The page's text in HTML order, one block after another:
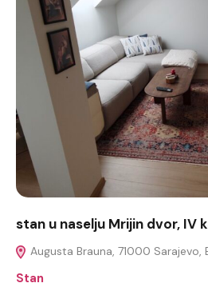
stan u naselju Mrijin dvor, IV
Augusta Brauna, 71000 Sarajevo,
Stan